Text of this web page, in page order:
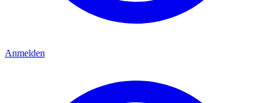
Anmelden